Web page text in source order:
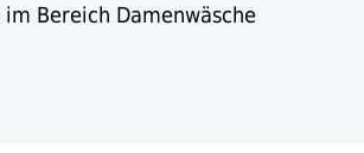
im Bereich Damenwäsche